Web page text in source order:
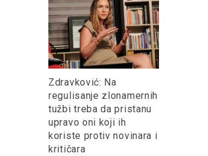
Zdravković: Na
regulisanje zlonamernih
tužbi treba da pristanu
upravo oni koji ih
koriste protiv novinara i
kritičara